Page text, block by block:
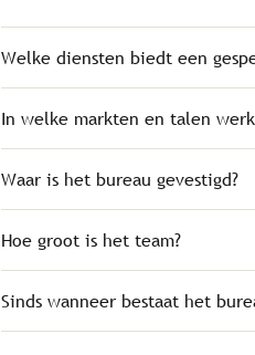
Welke diensten biedt een
In welke markten en talen
Waar is het bureau gevestigd?
Hoe groot is het team?
Sinds wanneer bestaat het